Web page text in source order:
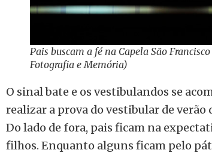
Pais buscam a fé na Capela São
Fotografia e Memória)
O sinal bate e os vestibulandos se
realizar a prova do vestibular de
Do lado de fora, pais ficam na
filhos. Enquanto alguns ficam pelo